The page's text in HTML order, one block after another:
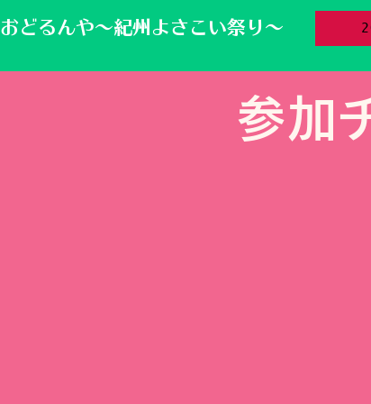
おどるんや～紀州よさこい祭り～
参加